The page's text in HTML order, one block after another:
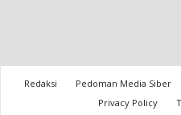
Redaksi Pedoman Media Siber
Privacy Policy